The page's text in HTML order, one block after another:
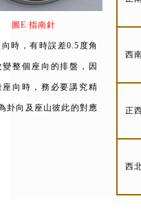
圖E 指南針
時，有時誤差0.5度角
變整個座向的排盤，因
座向時，務必要講究精
卦向及座山彼此的對應
西
正
西